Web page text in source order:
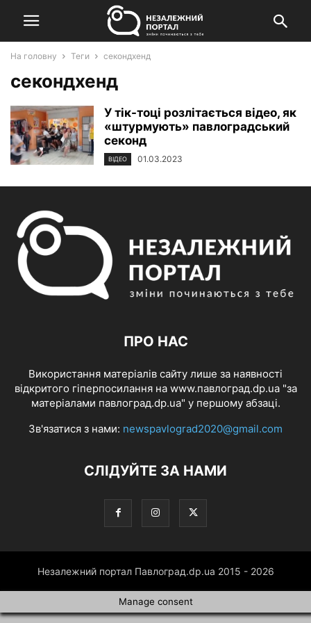
На головну Теги секондхенд
секондхенд
У тік-тоці розлітається відео, як
«штурмують» павлоградський
секонд
ВІДЕО 01.03.2023
ПРО НАС
Використання матеріалів сайту лише за наявності
відкритого гіперпосилання на www.павлоград.dp.ua "за
матеріалами павлоград.dp.ua" у першому абзаці.
Зв'язатися з нами: newspavlograd2020@gmail.com
СЛІДУЙТЕ ЗА НАМИ
Незалежний портал Павлоград.dp.ua 2015 - 2026
Manage consent